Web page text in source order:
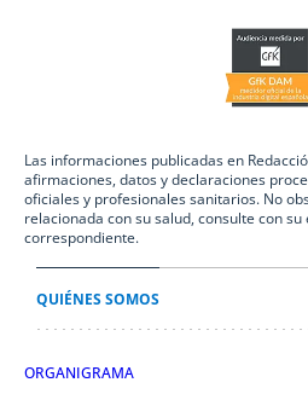
Las informaciones publicadas en
afirmaciones, datos y declaraciones
oficiales y profesionales sanitarios. No
relacionada con su salud, consulte con
correspondiente.
QUIÉNES SOMOS
ORGANIGRAMA